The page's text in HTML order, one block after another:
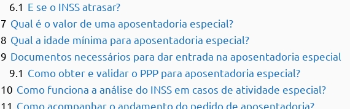
6.1 E se o INSS atrasar?
7 Qual é o valor de uma aposentadoria especial?
8 Qual a idade mínima para aposentadoria especial?
9 Documentos necessários para dar entrada na aposentadoria especial
9.1 Como obter e validar o PPP para aposentadoria especial?
10 Como funciona a análise do INSS em casos de atividade especial?
11 Como acompanhar o andamento do pedido de aposentadoria?